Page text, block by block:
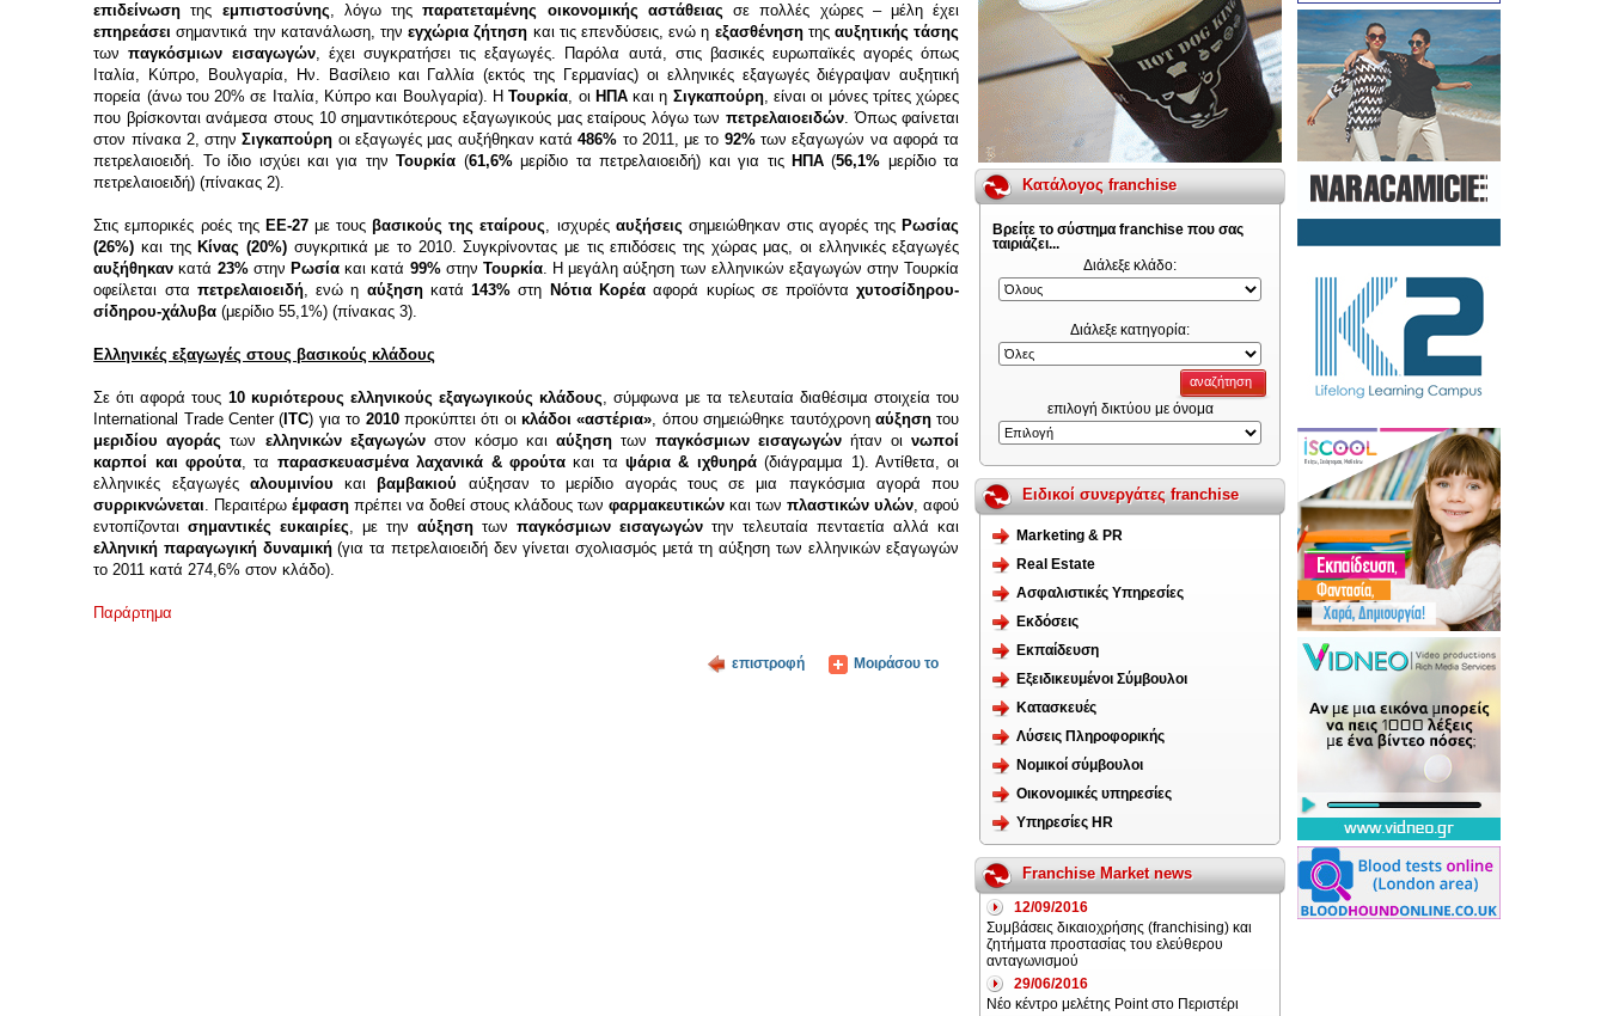
Κατάλογος franchise
Βρείτε το σύστημα franchise που σας
ταιριάζει...
Διάλεξε κλάδο:
Διάλεξε κατηγορία:
αναζήτηση
επιλογή δικτύου με όνομα
Ειδικοί συνεργάτες franchise
Marketing & PR
Real Estate
Ασφαλιστικές Υπηρεσίες
Εκδόσεις
Εκπαίδευση
Εξειδικευμένοι Σύμβουλοι
Κατασκευές
Λύσεις Πληροφορικής
Νομικοί σύμβουλοι
Οικονομικές υπηρεσίες
Υπηρεσίες HR
Franchise Market news
12/09/2016
Συμβάσεις δικαιοχρήσης (franchising) και
ζητήματα προστασίας του ελεύθερου
ανταγωνισμού
29/06/2016
Νέο κέντρο μελέτης Point στο Περιστέρι
επιδείνωση της εμπιστοσύνης, λόγω τηςπαρατεταμένης οικονομικής αστάθειας σε πολλές χώρες – μέλη έχει
επηρεάσει σημαντικά την κατανάλωση, τηνεγχώρια ζήτηση και τις επενδύσεις, ενώ η εξασθένησητηςαυξητικής τάσης
τωνπαγκόσμιων εισαγωγών, έχει συγκρατήσει τις εξαγωγές. Παρόλα αυτά, στις βασικές ευρωπαϊκές αγορές όπως
Ιταλία, Κύπρο, Βουλγαρία, Ην. Βασίλειο και Γαλλία (εκτός της Γερμανίας) οι ελληνικές εξαγωγές διέγραψαν αυξητική
πορεία (άνω του 20% σε Ιταλία, Κύπρο και Βουλγαρία). ΗΤουρκία, οι ΗΠΑκαι η Σιγκαπούρη, είναι οι μόνες τρίτες χώρες
που βρίσκονται ανάμεσα στους 10 σημαντικότερους εξαγωγικούς μας εταίρους λόγω τωνπετρελαιοειδών. Όπως φαίνεται
στον πίνακα 2, στηνΣιγκαπούρη οι εξαγωγές μας αυξήθηκαν κατά486% το 2011, με το 92%των εξαγωγών να αφορά τα
πετρελαιοειδή. Το ίδιο ισχύει και για τηνΤουρκία (61,6%μερίδιο τα πετρελαιοειδή) και για τις ΗΠΑ(56,1% μερίδιο τα
πετρελαιοειδή) (πίνακας 2).
Στις εμπορικές ροές της ΕΕ-27με τουςβασικούς της εταίρους, ισχυρές αυξήσεις σημειώθηκαν στις αγορές της Ρωσίας
(26%) και της Κίνας (20%)συγκριτικά με το 2010. Συγκρίνοντας με τις επιδόσεις της χώρας μας, οι ελληνικές εξαγωγές
αυξήθηκαν κατά 23%στην Ρωσίακαι κατά 99%στην Τουρκία. Η μεγάλη αύξηση των ελληνικών εξαγωγών στην Τουρκία
οφείλεται στα πετρελαιοειδή, ενώ η αύξησηκατά143% στη Νότια Κορέα αφορά κυρίως σε προϊόνταχυτοσίδηρου-
σίδηρου-χάλυβα (μερίδιο 55,1%) (πίνακας 3).
Ελληνικές εξαγωγές στους βασικούς κλάδους
Σε ότι αφορά τους 10 κυριότερους ελληνικούς εξαγωγικούς κλάδους, σύμφωνα με τα τελευταία διαθέσιμα στοιχεία του
International Trade Center ( ITC) για το 2010προκύπτει ότι οικλάδοι «αστέρια», όπου σημειώθηκε ταυτόχρονη αύξησητου
μεριδίου αγοράς των ελληνικών εξαγωγώνστον κόσμο και αύξησητωνπαγκόσμιων εισαγωγών ήταν οινωποί
καρποί και φρούτα, τα παρασκευασμένα λαχανικά & φρούτακαι ταψάρια & ιχθυηρά(διάγραμμα 1). Αντίθετα, οι
ελληνικές εξαγωγές αλουμινίου καιβαμβακιού αύξησαν το μερίδιο αγοράς τους σε μια παγκόσμια αγορά που
συρρικνώνεται. Περαιτέρωέμφαση πρέπει να δοθεί στους κλάδους τωνφαρμακευτικών και τωνπλαστικών υλών, αφού
εντοπίζονταισημαντικές ευκαιρίες, με τηναύξηση τωνπαγκόσμιων εισαγωγών την τελευταία πενταετία αλλά και
ελληνική παραγωγική δυναμική(για τα πετρελαιοειδή δεν γίνεται σχολιασμός μετά τη αύξηση των ελληνικών εξαγωγών
το 2011 κατά 274,6% στον κλάδο).
Παράρτημα
Μοιράσου το
επιστροφή